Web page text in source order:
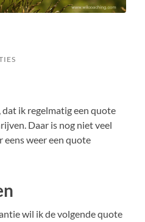
dat ik regelmatig een quote
Daar is nog niet veel
eens weer een quote
wil ik de volgende quote